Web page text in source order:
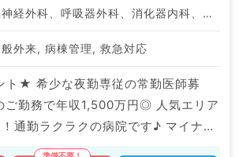
脳神経外科、呼吸器外科、消化器内科、外科系全般、一般外科、消化器外科、総合診療科
外来, 病棟管理, 救急対応
★ 希少な夜勤専従の常勤医師募
ご勤務で年収1,500万円◎ 人気エリア
勤ラクラクの病院です♪ マイナビ
やクリニックなどの医療機関求人は